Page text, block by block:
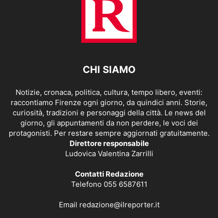
CHI SIAMO
Notizie, cronaca, politica, cultura, tempo libero, eventi:
raccontiamo Firenze ogni giorno, da quindici anni. Storie,
curiosità, tradizioni e personaggi della città. Le news del
giorno, gli appuntamenti da non perdere, le voci dei
protagonisti. Per restare sempre aggiornati gratuitamente.
Direttore responsabile
Ludovica Valentina Zarrilli
Contatti Redazione
Telefono 055 6587611
Email redazione@ilreporter.it